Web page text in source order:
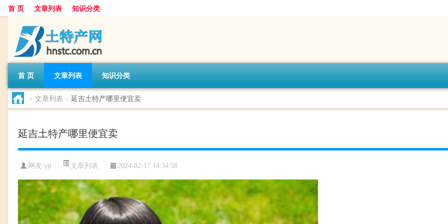
首 页 文章列表 知识分类
首 页 文章列表 知识分类
> 文章列表 > 延吉土特产哪里便宜卖
延吉土特产哪里便宜卖
网友:yjt 文章列表 2024-02-17 14:34:58